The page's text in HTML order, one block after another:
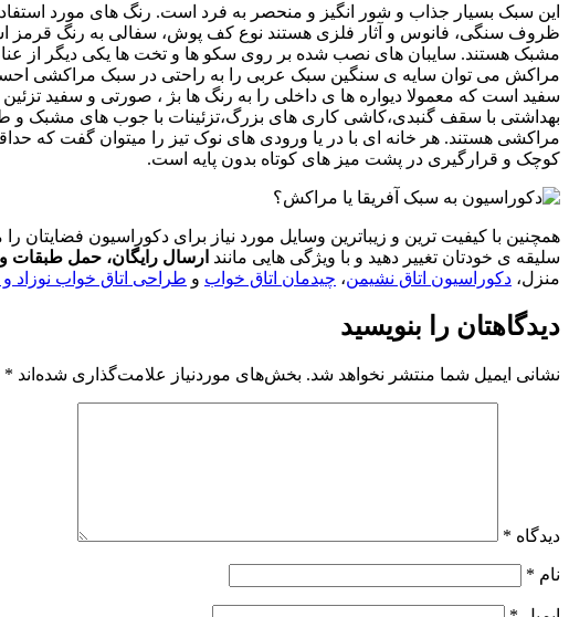
این سبک بسیار جذاب و شور انگیز و منحصر به فرد است. رنگ های مورد
ظروف سنگی، فانوس و آثار فلزی هستند نوع کف پوش، سفالی به رنگ قرمز
مشبک هستند. سایبان های نصب شده بر روی سکو ها و تخت ها یکی دیگر از
مراکش می توان سایه ی سنگین سبک عربی را به راحتی در سبک مراکشی
سفید است که معمولا دیواره ها ی داخلی را به رنگ ها بژ ، صورتی و سفید
بهداشتی با سقف گنبدی،کاشی کاری های بزرگ،تزئینات با جوب های مشبک و طرح
مراکشی هستند. هر خانه ای با در یا ورودی های نوک تیز را میتوان گفت
کوچک و قرارگیری در پشت میز های کوتاه بدون پایه است.
همچنین با کیفیت ترین و زیباترین وسایل مورد نیاز برای دکوراسیون فضایتان را
سلیقه ی خودتان تغییر دهید و با ویژگی هایی مانند ارسال رایگان، حمل طبقات
منزل، دکوراسیون اتاق نشیمن، چیدمان اتاق خواب و طراحی اتاق خواب نوزاد
دیدگاهتان را بنویسید
نشانی ایمیل شما منتشر نخواهد شد. بخش‌های موردنیاز علامت‌گذاری شده‌اند *
دیدگاه *
نام *